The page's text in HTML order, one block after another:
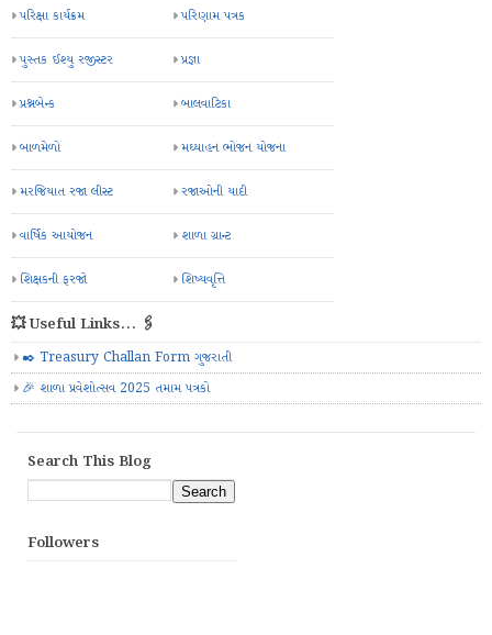
પરિક્ષા કાર્યક્રમ પરિણામ પત્રક
પુસ્તક ઈશ્યુ રજીસ્ટર પ્રજ્ઞા
પ્રશ્નબેન્ક બાલવાટિકા
બાળમેળો મઘ્યાહન ભોજન યોજના
મરજિયાત રજા લીસ્ટ રજાઓની યાદી
વાર્ષિક આયોજન શાળા ગ્રાન્ટ
શિક્ષકની ફરજો શિષ્યવૃત્તિ
💥 Useful Links... 🖇️
✒️ Treasury Challan Form ગુજરાતી
🎉 શાળા પ્રવેશોત્સવ 2025 તમામ પત્રકો
Search This Blog
Followers